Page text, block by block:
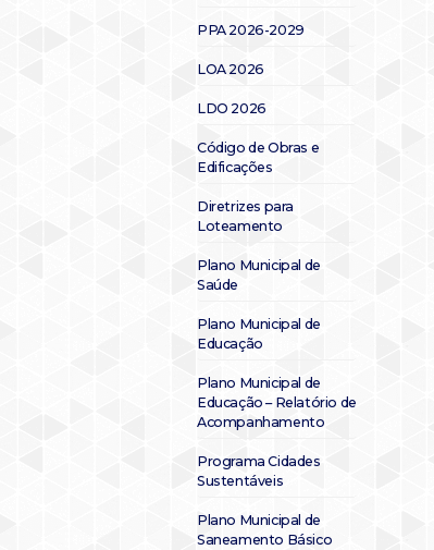
PPA 2026-2029
LOA 2026
LDO 2026
Código de Obras e
Edificações
Diretrizes para
Loteamento
Plano Municipal de
Saúde
Plano Municipal de
Educação
Plano Municipal de
Educação – Relatório de
Acompanhamento
Programa Cidades
Sustentáveis
Plano Municipal de
Saneamento Básico